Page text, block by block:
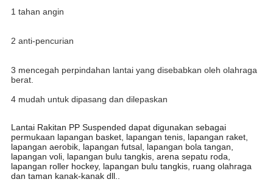
1 tahan angin
2 anti-pencurian
3 mencegah perpindahan lantai yang disebabkan oleh olahraga
berat.
4 mudah untuk dipasang dan dilepaskan
Lantai Rakitan PP Suspended dapat digunakan sebagai
permukaan lapangan basket, lapangan tenis, lapangan raket,
lapangan aerobik, lapangan futsal, lapangan bola tangan,
lapangan voli, lapangan bulu tangkis, arena sepatu roda,
lapangan roller hockey, lapangan bulu tangkis, ruang olahraga
dan taman kanak-kanak dll..